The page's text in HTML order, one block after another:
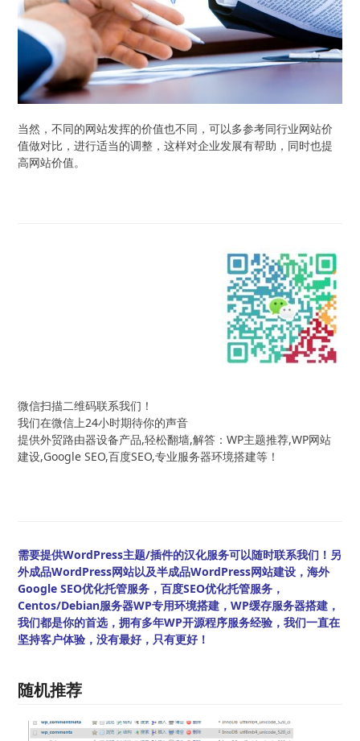
当然，不同的网站发挥的价值也不同，可以多参考同行业网站价
值做对比，进行适当的调整，这样对企业发展有帮助，同时也提
高网站价值。
微信扫描二维码联系我们！
我们在微信上24小时期待你的声音
提供外贸路由器设备产品,轻松翻墙,解答：WP主题推荐,WP网站
建设,Google SEO,百度SEO,专业服务器环境搭建等！
需要提供WordPress主题/插件的汉化服务可以随时联系我们！另
外成品WordPress网站以及半成品WordPress网站建设，海外
Google SEO优化托管服务，百度SEO优化托管服务，
Centos/Debian服务器WP专用环境搭建，WP缓存服务器搭建，
我们都是你的首选，拥有多年WP开源程序服务经验，我们一直在
坚持客户体验，没有最好，只有更好！
随机推荐